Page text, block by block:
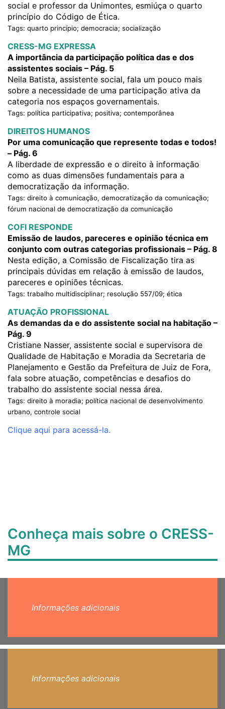
social e professor da Unimontes, esmiúça o quarto
princípio do Código de Ética.
Tags: quarto princípio; democracia; socialização
CRESS-MG EXPRESSA
A importância da participação política das e dos
assistentes sociais – Pág. 5
Neila Batista, assistente social, fala um pouco mais
sobre a necessidade de uma participação ativa da
categoria nos espaços governamentais.
Tags: política participativa; positiva; contemporânea
DIREITOS HUMANOS
Por uma comunicação que represente todas e todos!
– Pág. 6
A liberdade de expressão e o direito à informação
como as duas dimensões fundamentais para a
democratização da informação.
Tags: direito à comunicação, democratização da comunicação;
fórum nacional de democratização da comunicação
COFI RESPONDE
Emissão de laudos, pareceres e opinião técnica em
conjunto com outras categorias profissionais – Pág. 8
Nesta edição, a Comissão de Fiscalização tira as
principais dúvidas em relação à emissão de laudos,
pareceres e opiniões técnicas.
Tags: trabalho multidisciplinar; resolução 557/09; ética
ATUAÇÃO PROFISSIONAL
As demandas da e do assistente social na habitação –
Pág. 9
Cristiane Nasser, assistente social e supervisora de
Qualidade de Habitação e Moradia da Secretaria de
Planejamento e Gestão da Prefeitura de Juiz de Fora,
fala sobre atuação, competências e desafios do
trabalho do assistente social nessa área.
Tags: direito à moradia; política nacional de desenvolvimento
urbano, controle social
Clique aqui para acessá-la.
Conheça mais sobre o CRESS-
MG
Informações adicionais
Informações adicionais